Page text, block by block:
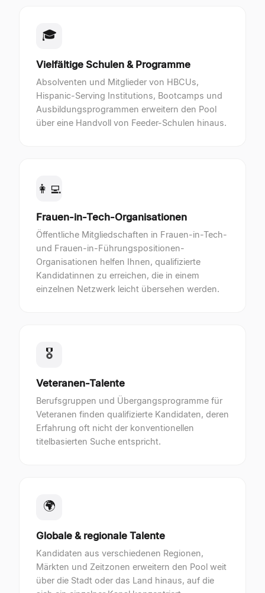
🎓
Vielfältige Schulen & Programme
Absolventen und Mitglieder von HBCUs,
Hispanic-Serving Institutions, Bootcamps und
Ausbildungsprogrammen erweitern den Pool
über eine Handvoll von Feeder-Schulen hinaus.
👩‍💻
Frauen-in-Tech-Organisationen
Öffentliche Mitgliedschaften in Frauen-in-Tech-
und Frauen-in-Führungspositionen-
Organisationen helfen Ihnen, qualifizierte
Kandidatinnen zu erreichen, die in einem
einzelnen Netzwerk leicht übersehen werden.
🎖
Veteranen-Talente
Berufsgruppen und Übergangsprogramme für
Veteranen finden qualifizierte Kandidaten, deren
Erfahrung oft nicht der konventionellen
titelbasierten Suche entspricht.
🌍
Globale & regionale Talente
Kandidaten aus verschiedenen Regionen,
Märkten und Zeitzonen erweitern den Pool weit
über die Stadt oder das Land hinaus, auf die